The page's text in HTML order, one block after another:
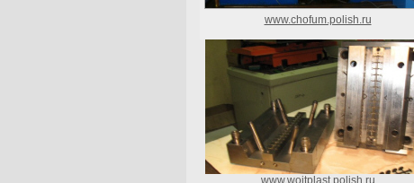
www.chofum.polish.ru
www.wojtplast.polish.ru